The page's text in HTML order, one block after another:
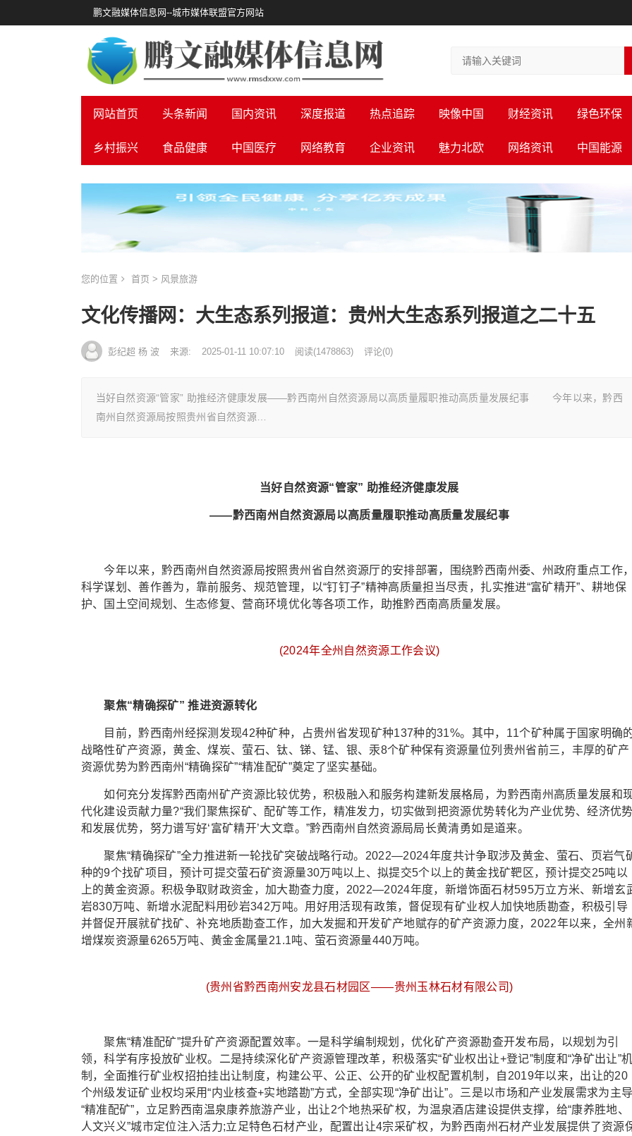
鹏文融媒体信息网--城市媒体联盟官方网站
网站首页 头条新闻 国内资讯 深度报道 热点追踪 映像中国 财经资讯 绿色环保
乡村振兴 食品健康 中国医疗 网络教育 企业资讯 魅力北欧 网络资讯 中国能源
您的位置 首页 > 风景旅游
文化传播网：大生态系列报道：贵州大生态系列报道之二十五
彭纪超 杨 波 来源: 2025-01-11 10:07:10 阅读(1478863) 评论(0)
当好自然资源“管家” 助推经济健康发展——黔西南州自然资源局以高质量履职推动高质量发展纪事 今年以来，黔西
南州自然资源局按照贵州省自然资源…
当好自然资源“管家” 助推经济健康发展
——黔西南州自然资源局以高质量履职推动高质量发展纪事
今年以来，黔西南州自然资源局按照贵州省自然资源厅的安排部署，围绕黔西南州委、州政府重点工作，
科学谋划、善作善为，靠前服务、规范管理，以“钉钉子”精神高质量担当尽责，扎实推进“富矿精开”、耕地保
护、国土空间规划、生态修复、营商环境优化等各项工作，助推黔西南高质量发展。
(2024年全州自然资源工作会议)
聚焦“精确探矿” 推进资源转化
目前，黔西南州经探测发现42种矿种，占贵州省发现矿种137种的31%。其中，11个矿种属于国家明确
战略性矿产资源，黄金、煤炭、萤石、钛、锑、锰、银、汞8个矿种保有资源量位列贵州省前三，丰厚的矿产
资源优势为黔西南州“精确探矿”“精准配矿”奠定了坚实基础。
如何充分发挥黔西南州矿产资源比较优势，积极融入和服务构建新发展格局，为黔西南州高质量发展和
代化建设贡献力量?“我们聚焦探矿、配矿等工作，精准发力，切实做到把资源优势转化为产业优势、经济优势
和发展优势，努力谱写好‘富矿精开’大文章。”黔西南州自然资源局局长黄清勇如是道来。
聚焦“精确探矿”全力推进新一轮找矿突破战略行动。2022—2024年度共计争取涉及黄金、萤石、页岩气
种的9个找矿项目，预计可提交萤石矿资源量30万吨以上、拟提交5个以上的黄金找矿靶区，预计提交25吨以
上的黄金资源。积极争取财政资金，加大勘查力度，2022—2024年度，新增饰面石材595万立方米、新增玄
岩830万吨、新增水泥配料用砂岩342万吨。用好用活现有政策，督促现有矿业权人加快地质勘查，积极引导
并督促开展就矿找矿、补充地质勘查工作，加大发掘和开发矿产地赋存的矿产资源力度，2022年以来，全州
增煤炭资源量6265万吨、黄金金属量21.1吨、萤石资源量440万吨。
(贵州省黔西南州安龙县石材园区——贵州玉林石材有限公司)
聚焦“精准配矿”提升矿产资源配置效率。一是科学编制规划，优化矿产资源勘查开发布局，以规划为引
领，科学有序投放矿业权。二是持续深化矿产资源管理改革，积极落实“矿业权出让+登记”制度和“净矿出让”机
制，全面推行矿业权招拍挂出让制度，构建公平、公正、公开的矿业权配置机制，自2019年以来，出让的20
个州级发证矿业权均采用“内业核查+实地踏勘”方式，全部实现“净矿出让”。三是以市场和产业发展需求为主导
“精准配矿”，立足黔西南温泉康养旅游产业，出让2个地热采矿权，为温泉酒店建设提供支撑，给“康养胜地、
人文兴义”城市定位注入活力;立足特色石材产业，配置出让4宗采矿权，为黔西南州石材产业发展提供了资源